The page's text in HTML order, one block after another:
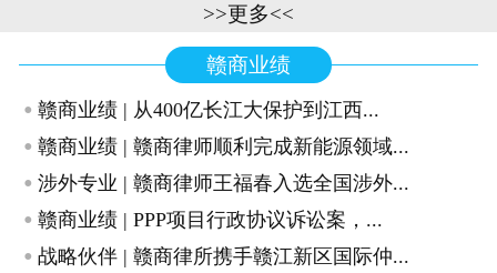
>>更多<<
赣商业绩
· 赣商业绩 | 从400亿长江大保护到江西...
· 赣商业绩 | 赣商律师顺利完成新能源领域...
· 涉外专业 | 赣商律师王福春入选全国涉外...
· 赣商业绩 | PPP项目行政协议诉讼案，...
· 战略伙伴 | 赣商律所携手赣江新区国际仲...